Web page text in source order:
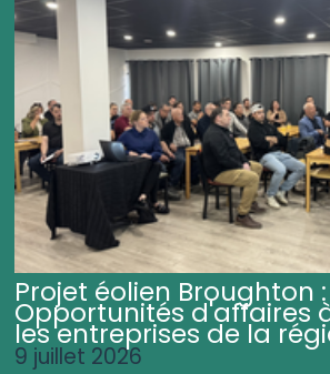
Projet éolien Broughton :
Opportunités d'affaires
les entreprises de la
9 juillet 2026